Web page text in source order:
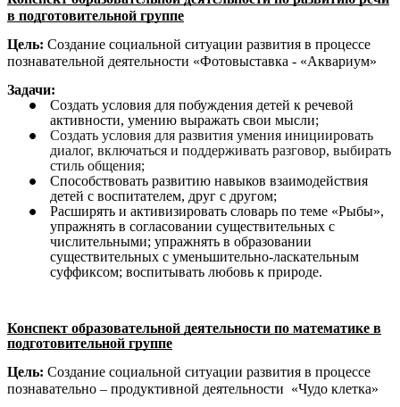
в подготовительной группе
Цель: Создание социальной ситуации развития в процессе
познавательной деятельности «Фотовыставка - «Аквариум»
Задачи:
Создать условия для побуждения детей к речевой
активности, умению выражать свои мысли;
Создать условия для развития умения инициировать
диалог, включаться и поддерживать разговор, выбирать
стиль общения;
Способствовать развитию навыков взаимодействия
детей с воспитателем, друг с другом;
Расширять и активизировать словарь по теме «Рыбы»,
упражнять в согласовании существительных с
числительными; упражнять в образовании
существительных с уменьшительно-ласкательным
суффиксом; воспитывать любовь к природе.
Конспект образовательной деятельности по математике в
подготовительной группе
Цель: Создание социальной ситуации развития в процессе
познавательно – продуктивной деятельности «Чудо клетка»